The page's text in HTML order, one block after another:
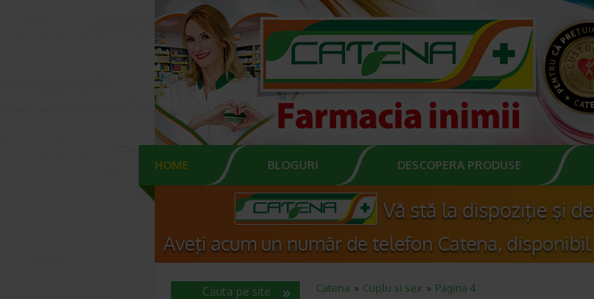
HOME BLOGURI DESCOPERA PRODUSE
Catena Cuplu si sex Pagina 4
Cauta pe site